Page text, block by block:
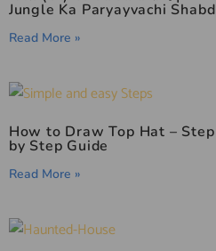
Jungle Ka Paryayvachi Shabd
Read More »
How to Draw Top Hat – Step
by Step Guide
Read More »